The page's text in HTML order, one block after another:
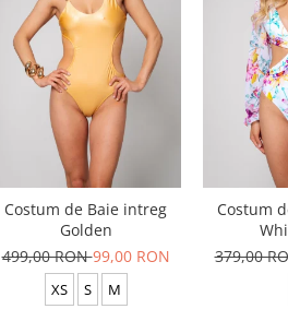
Costum de Baie intreg
Golden
499,00 RON99,00 RON
XS S M
Costum
379,00